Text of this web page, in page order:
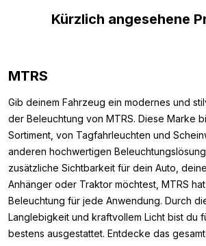
geeignet, aber während der
Haben Sie zwar einen Volvo FH5 LKW,
Tagfahrlicht nicht in die Farbe warm weiß
dass dieses DRL Modul auch in anderen
Sehen Sie sich unten die übrigen
DRL FH5 weiß / orange 2021+
DRL FH5 orange 2021+
Möchten Sie nicht nur das Volvo FH5
Kürzlich angesehene
MTRS
Gib deinem Fahrzeug ein modernes und
der Beleuchtung von MTRS. Diese Marke
Sortiment, von Tagfahrleuchten und
anderen hochwertigen
zusätzliche Sichtbarkeit für dein Auto,
Anhänger oder Traktor möchtest, MTRS
Beleuchtung für jede Anwendung. Durch
Langlebigkeit und kraftvollem Licht bist du
bestens ausgestattet. Entdecke das